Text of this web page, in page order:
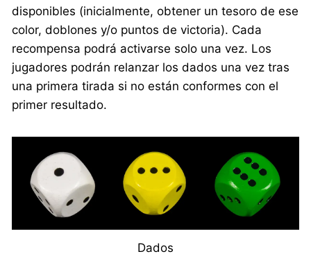
disponibles (inicialmente, obtener un tesoro de ese
color, doblones y/o puntos de victoria). Cada
recompensa podrá activarse solo una vez. Los
jugadores podrán relanzar los dados una vez tras
una primera tirada si no están conformes con el
primer resultado.
Dados